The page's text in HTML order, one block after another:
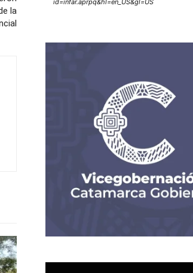
la
id=infar.aprpq&hl=en_US&gl=US